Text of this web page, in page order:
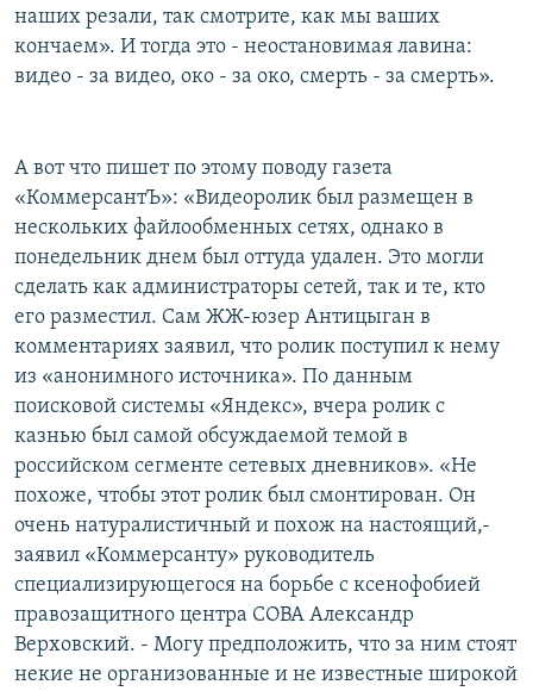
наших резали, так смотрите, как мы ваших
кончаем». И тогда это - неостановимая лавина:
видео - за видео, око - за око, смерть - за смерть».
А вот что пишет по этому поводу газета
«КоммерсантЪ»: «Видеоролик был размещен в
нескольких файлообменных сетях, однако в
понедельник днем был оттуда удален. Это могли
сделать как администраторы сетей, так и те, кто
его разместил. Сам ЖЖ-юзер Антицыган в
комментариях заявил, что ролик поступил к нему
из «анонимного источника». По данным
поисковой системы «Яндекс», вчера ролик с
казнью был самой обсуждаемой темой в
российском сегменте сетевых дневников». «Не
похоже, чтобы этот ролик был смонтирован. Он
очень натуралистичный и похож на настоящий,-
заявил «Коммерсанту» руководитель
специализирующегося на борьбе с ксенофобией
правозащитного центра СОВА Александр
Верховский. - Могу предположить, что за ним стоят
некие не организованные и не известные широкой